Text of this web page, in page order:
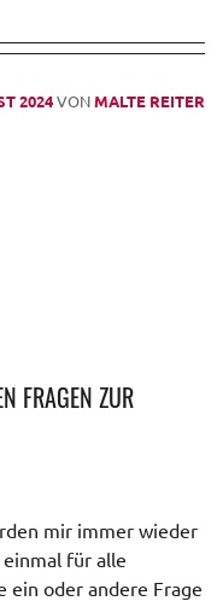
2024VONMALTE REITER
FRAGEN ZUR
mir immer wieder
für alle
ein oder andere Frage